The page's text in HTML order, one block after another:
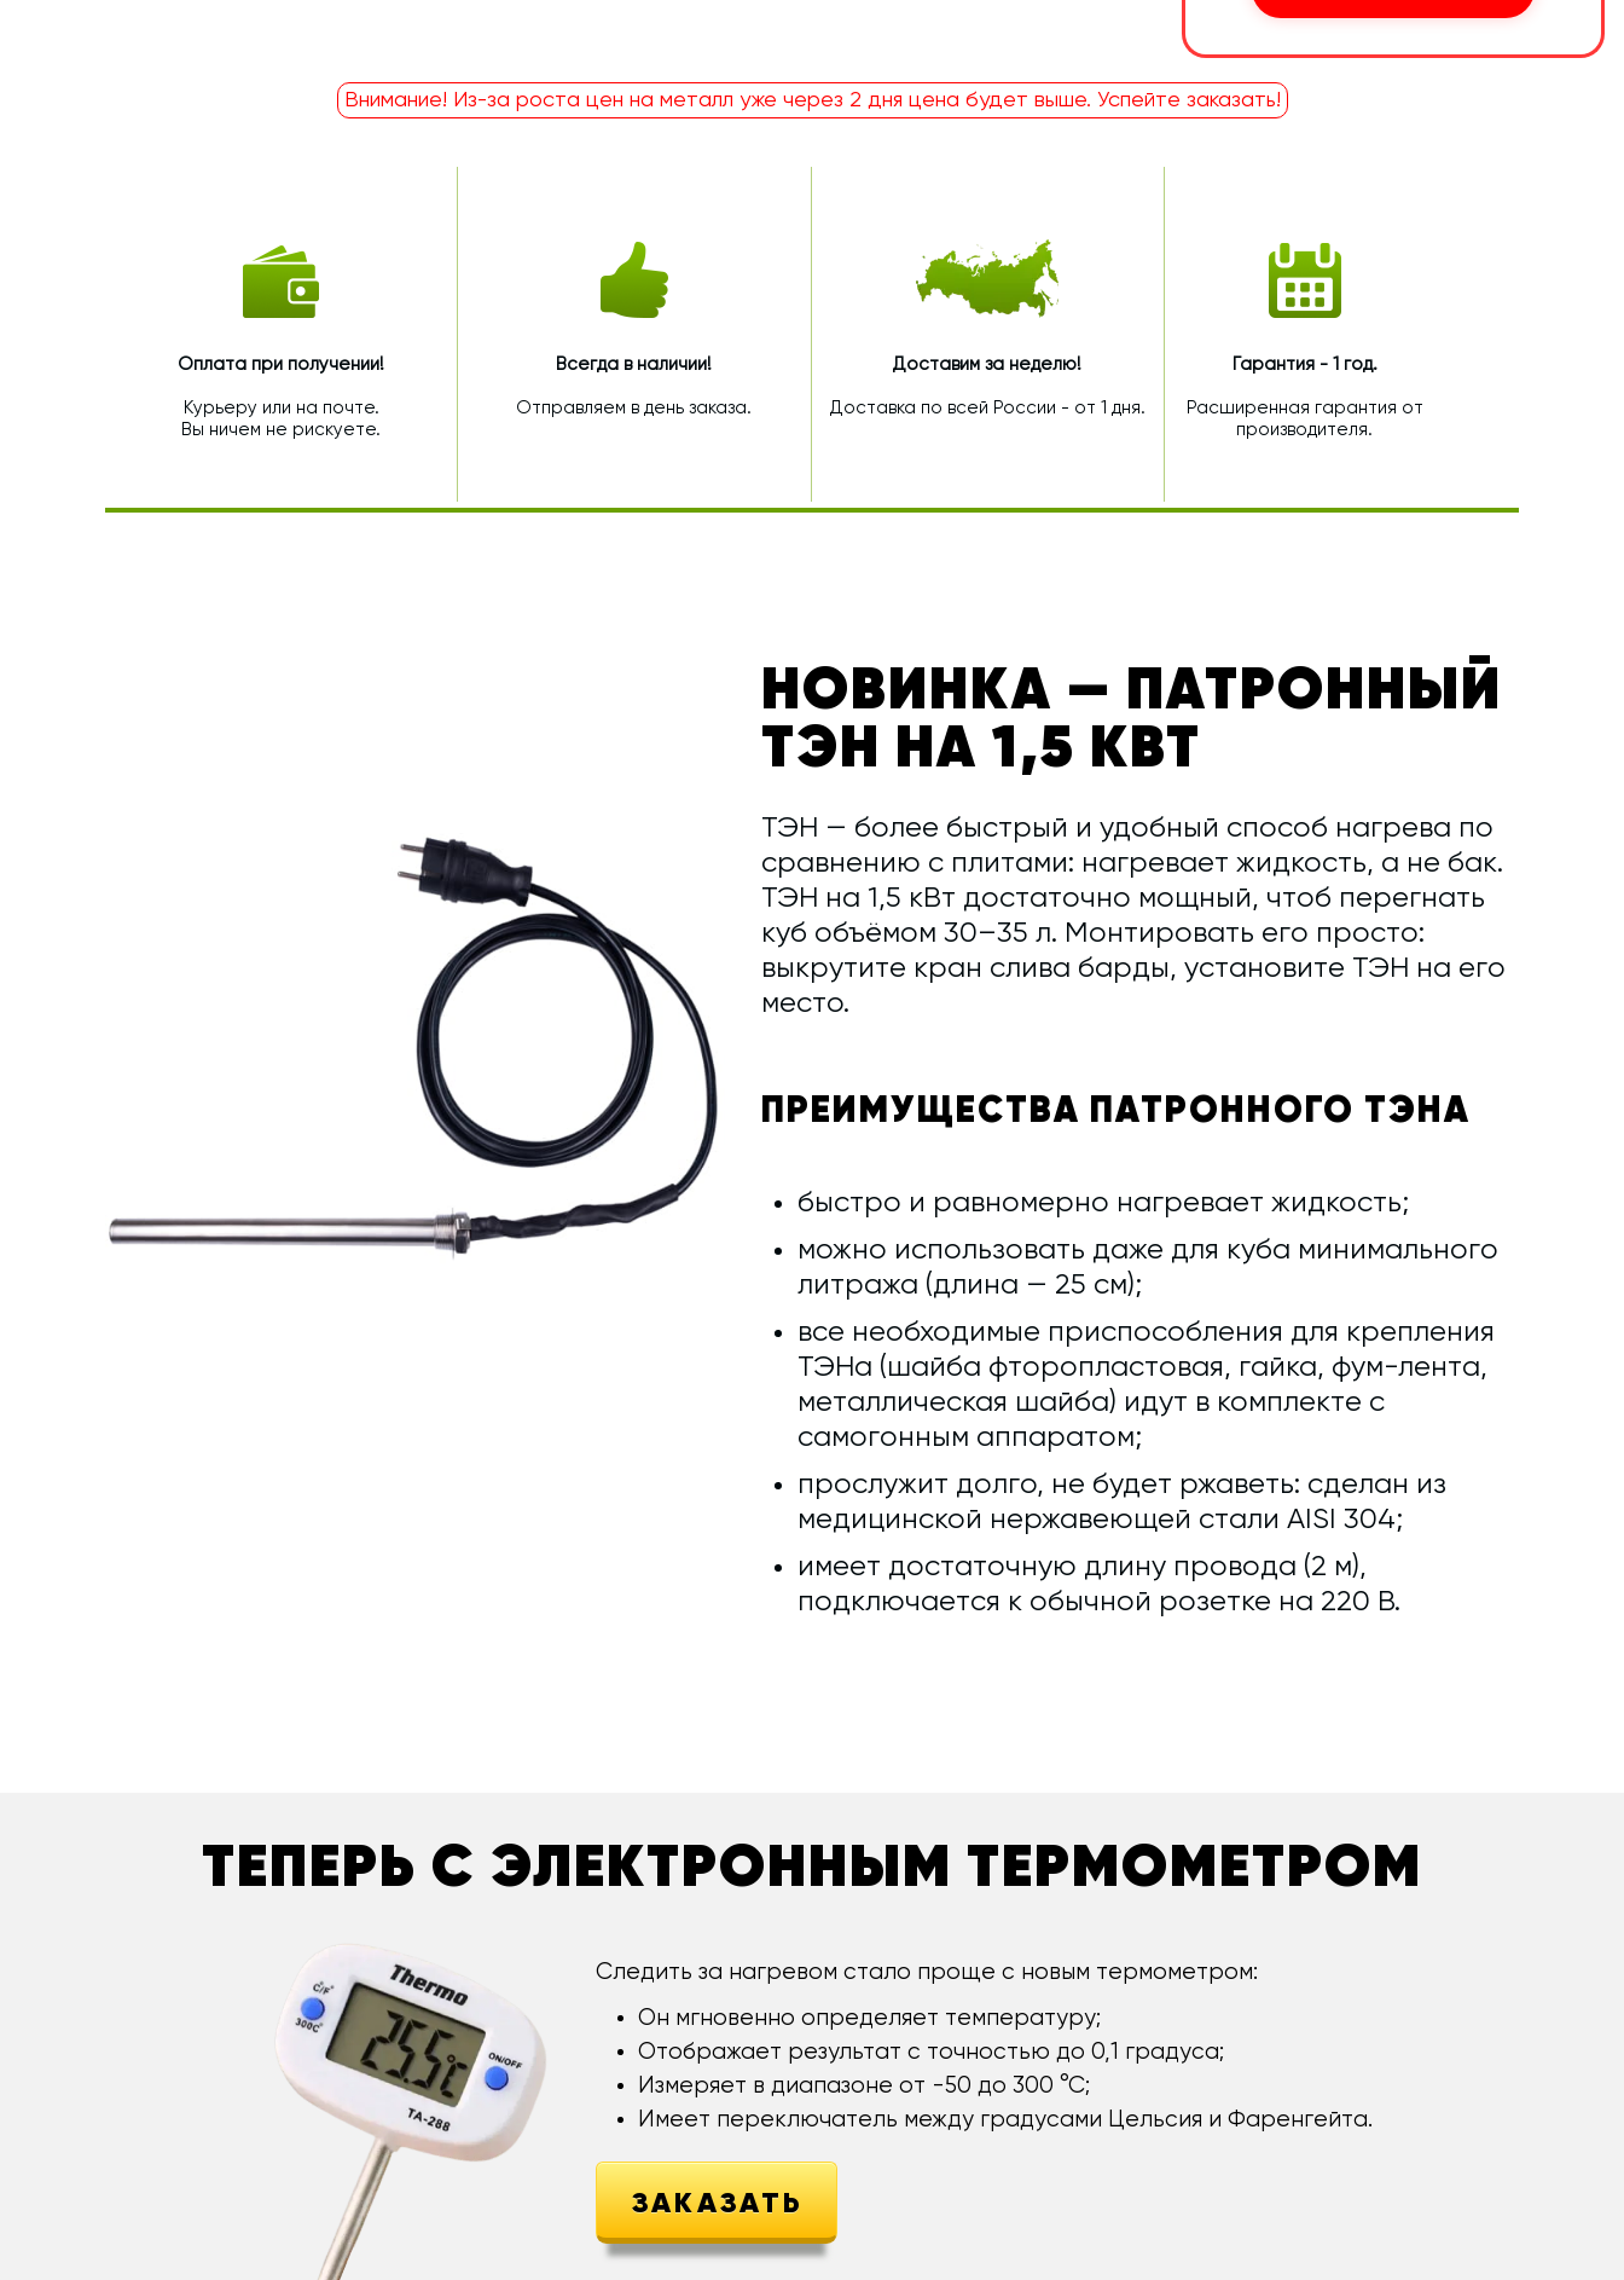
Внимание! Из-за роста цен на металл уже через 2 дня цена будет выше. Успейте заказать!
Оплата при получении!
Курьеру или на почте.
Вы ничем не рискуете.
Всегда в наличии!
Отправляем в день заказа.
Доставим за неделю!
Доставка по всей России - от 1 дня.
Гарантия - 1 год.
Расширенная гарантия от
производителя.
НОВИНКА — ПАТРОННЫЙ
ТЭН НА 1,5 КВТ
ТЭН — более быстрый и удобный способ нагрева по
сравнению с плитами: нагревает жидкость, а не бак.
ТЭН на 1,5 кВт достаточно мощный, чтоб перегнать
куб объёмом 30–35 л. Монтировать его просто:
выкрутите кран слива барды, установите ТЭН на его
место.
ПРЕИМУЩЕСТВА ПАТРОННОГО ТЭНА
быстро и равномерно нагревает жидкость;
можно использовать даже для куба минимального
литража (длина — 25 см);
все необходимые приспособления для крепления
ТЭНа (шайба фторопластовая, гайка, фум-лента,
металлическая шайба) идут в комплекте с
самогонным аппаратом;
прослужит долго, не будет ржаветь: сделан из
медицинской нержавеющей стали AISI 304;
имеет достаточную длину провода (2 м),
подключается к обычной розетке на 220 В.
ТЕПЕРЬ С ЭЛЕКТРОННЫМ ТЕРМОМЕТРОМ
Следить за нагревом стало проще с новым термометром:
Он мгновенно определяет температуру;
Отображает результат с точностью до 0,1 градуса;
Измеряет в диапазоне от -50 до 300 °С;
Имеет переключатель между градусами Цельсия и Фаренгейта.
ЗАКАЗАТЬ